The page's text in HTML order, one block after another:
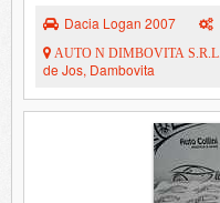
Dacia Logan 2007
AUTO N DIMBOVITA S.R.L.
de Jos, Dambovita